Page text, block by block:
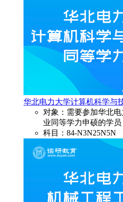
华北电力大学计算机科学与
对象：需要参加华北
业同等学力申硕的学员
科目：84-N3N25N5N